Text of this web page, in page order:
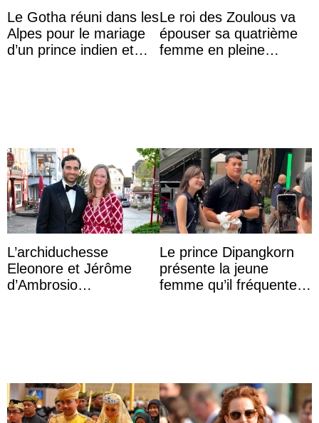
Le Gotha réuni dans les
Alpes pour le mariage
d’un prince indien et
Le roi des Zoulous va
épouser sa quatrième
femme en pleine
L’archiduchesse
Eleonore et Jérôme
d’Ambrosio
Le prince Dipangkorn
présente la jeune
femme qu’il fréquente à